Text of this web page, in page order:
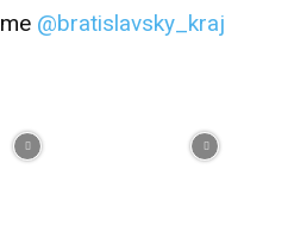
@bratislavsky_kraj